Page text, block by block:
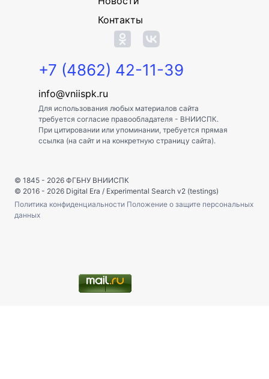
Контакты
+7 (4862) 42-11-39
info@vniispk.ru
Для использования любых материалов сайта
требуется согласие правообладателя - ВНИИСПК.
При цитировании или упоминании, требуется прямая
ссылка (на сайт и на конкретную страницу сайта).
© 1845 - 2026 ФГБНУ ВНИИСПК
© 2016 - 2026 Digital Era / Experimental Search v2 (testings)
Политика конфиденциальности Положение о защите персональных
данных